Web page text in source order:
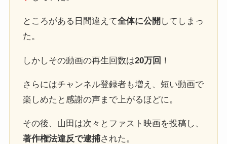
ところがある日間違えて全体に公開 してしまっ
た。
しかしその動画の再生回数は20万回 ！
さらにはチャンネル登録者も増え、短い動画で
楽しめたと感謝の声まで上がるほどに。
その後、山田は次々とファスト映画を投稿し、
著作権法違反で逮捕された。